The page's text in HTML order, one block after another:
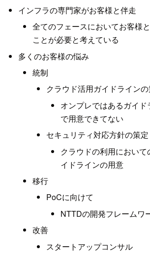
インフラの専門家がお客様と伴走
全てのフェースにおいてお客様
ことが必要と考えている
多くのお客様の悩み
統制
クラウド活用ガイドライン
オンプレではあるガイ
で用意できてない
セキュリティ対応方針の策定
クラウドの利用におい
イドラインの用意
移行
PoCに向けて
NTTDの開発フレームワ
改善
スタートアップコンサル